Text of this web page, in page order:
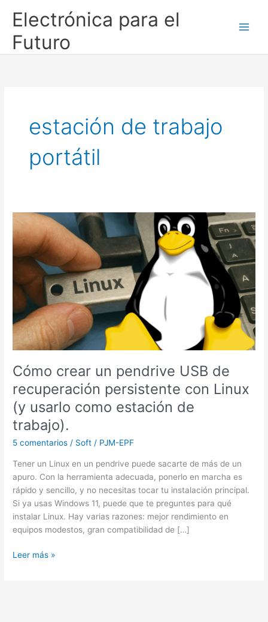
Electrónica para el
Futuro
estación de trabajo
portátil
Cómo crear un pendrive USB de
recuperación persistente con Linux
(y usarlo como estación de
trabajo).
5 comentarios / Soft / PJM-EPF
Tener un Linux en un pendrive puede sacarte de más de un
apuro. Con la herramienta adecuada, ponerlo en marcha es
rápido y sencillo, y no necesitas tocar tu instalación principal.
Si ya usas Windows 11, puede que te preguntes para qué
instalar Linux. Hay varias razones: mejor rendimiento en
equipos modestos, gran compatibilidad de […]
crear
un
pendrive
de
recuperación
persistente
con
(y
usarlo
como
estación
de
trabajo).
Leer más »